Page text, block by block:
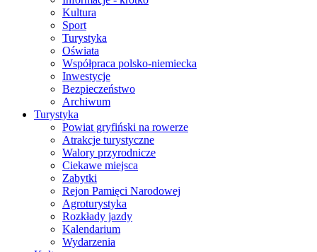
Kultura
Sport
Turystyka
Oświata
Współpraca polsko-niemiecka
Inwestycje
Bezpieczeństwo
Archiwum
Turystyka
Powiat gryfiński na rowerze
Atrakcje turystyczne
Walory przyrodnicze
Ciekawe miejsca
Zabytki
Rejon Pamięci Narodowej
Agroturystyka
Rozkłady jazdy
Kalendarium
Wydarzenia